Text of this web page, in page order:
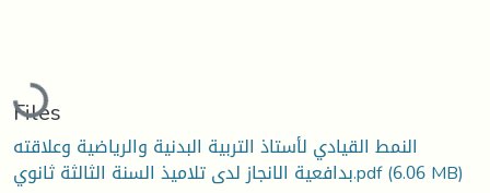
Loading...
Files
النمط القيادي لأستاذ التربية البدنية والرياضية وعلاقته
بدافعية الانجاز لدى تلاميذ السنة الثالثة ثانوي.pdf(6.06 MB)